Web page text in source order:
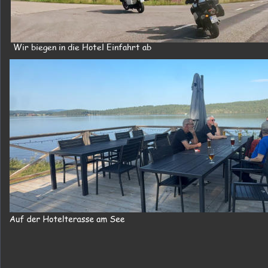
Wir biegen in die Hotel Einfahrt ab